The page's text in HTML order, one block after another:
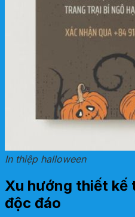
In thiệp halloween
Xu hướng thiết kế
độc đáo